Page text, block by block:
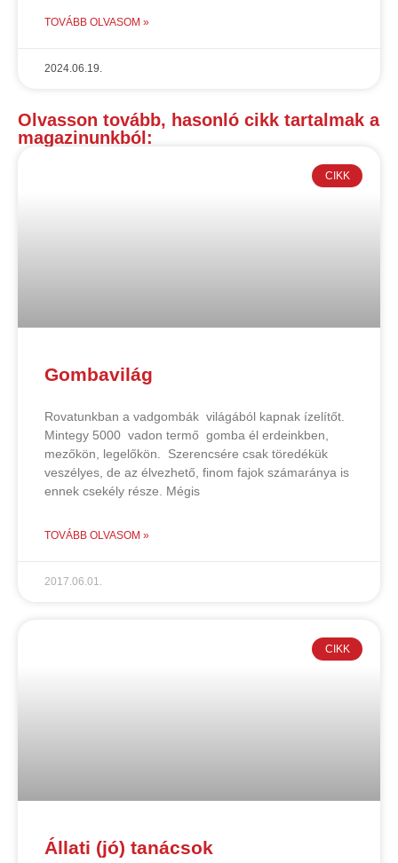
TOVÁBB OLVASOM »
2024.06.19.
Olvasson tovább, hasonló cikk tartalmak a
magazinunkból:
CIKK
Gombavilág
Rovatunkban a vadgombák világából kapnak ízelítőt.
Mintegy 5000 vadon termő gomba él erdeinkben,
mezőkön, legelőkön. Szerencsére csak töredékük
veszélyes, de az élvezhető, finom fajok számaránya is
ennek csekély része. Mégis
TOVÁBB OLVASOM »
2017.06.01.
CIKK
Állati (jó) tanácsok